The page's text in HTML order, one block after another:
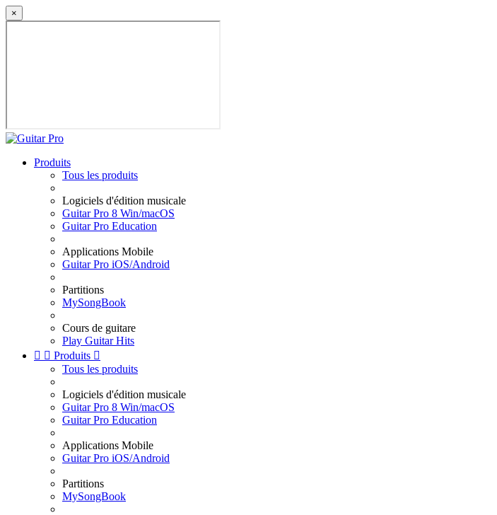
×
Produits
Tous les produits
Logiciels d'édition musicale
Guitar Pro 8 Win/macOS
Guitar Pro Education
Applications Mobile
Guitar Pro iOS/Android
Partitions
MySongBook
Cours de guitare
Play Guitar Hits
  Produits 
Tous les produits
Logiciels d'édition musicale
Guitar Pro 8 Win/macOS
Guitar Pro Education
Applications Mobile
Guitar Pro iOS/Android
Partitions
MySongBook